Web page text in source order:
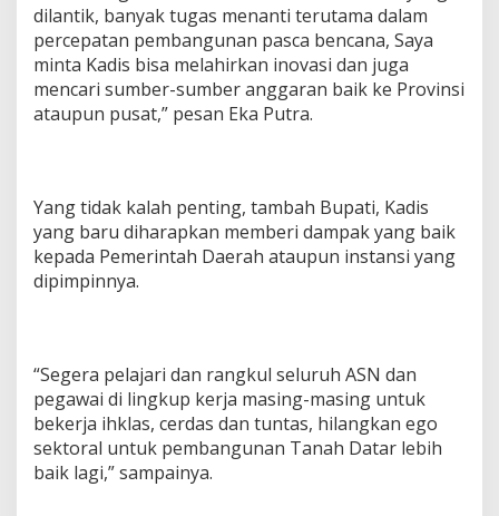
dilantik, banyak tugas menanti terutama dalam
percepatan pembangunan pasca bencana, Saya
minta Kadis bisa melahirkan inovasi dan juga
mencari sumber-sumber anggaran baik ke Provinsi
ataupun pusat,” pesan Eka Putra.
Yang tidak kalah penting, tambah Bupati, Kadis
yang baru diharapkan memberi dampak yang baik
kepada Pemerintah Daerah ataupun instansi yang
dipimpinnya.
“Segera pelajari dan rangkul seluruh ASN dan
pegawai di lingkup kerja masing-masing untuk
bekerja ihklas, cerdas dan tuntas, hilangkan ego
sektoral untuk pembangunan Tanah Datar lebih
baik lagi,” sampainya.